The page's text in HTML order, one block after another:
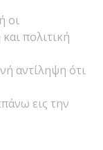
οι
πολιτική
αντίληψη ότι
εις την